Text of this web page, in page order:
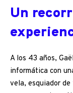
Un
A los 43 años,
informática con
vela, esquiador